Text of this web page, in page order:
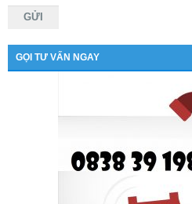
GỌI TƯ VẤN NGAY